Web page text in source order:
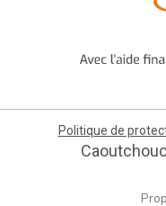
Politique de
Caoutchouc